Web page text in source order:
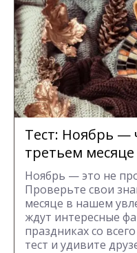
Тест: Ноябрь —
третьем месяце
Ноябрь — это не
Проверьте свои
месяце в нашем
ждут интересные
праздниках со
тест и удивите